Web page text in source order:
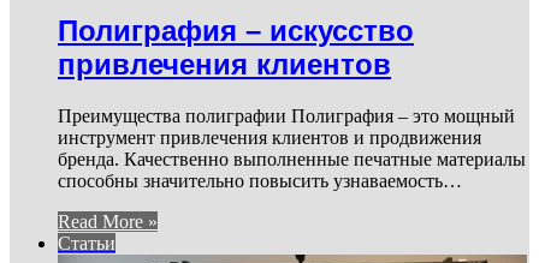
Полиграфия – искусство
привлечения клиентов
Преимущества полиграфии Полиграфия – это мощный
инструмент привлечения клиентов и продвижения
бренда. Качественно выполненные печатные материалы
способны значительно повысить узнаваемость…
Read More »
Статьи